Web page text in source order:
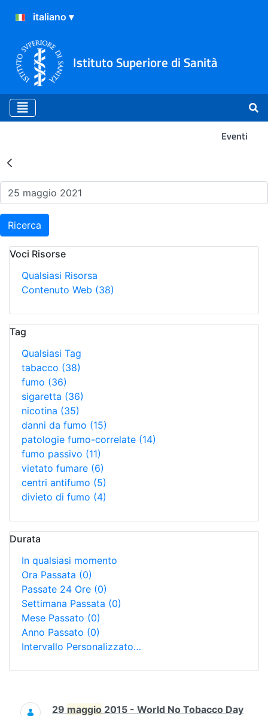
Istituto Superiore di Sanità
Eventi
Risultati della Ricerca -
Ricerca
Voci Risorse
Qualsiasi Risorsa
Contenuto Web (38)
Tag
Qualsiasi Tag
tabacco (38)
fumo (36)
sigaretta (36)
nicotina (35)
danni da fumo (15)
patologie fumo-correlate (14)
fumo passivo (11)
vietato fumare (6)
centri antifumo (5)
divieto di fumo (4)
Durata
In qualsiasi momento
Ora Passata (0)
Passate 24 Ore (0)
Settimana Passata (0)
Mese Passato (0)
Anno Passato (0)
Intervallo Personalizzato…
Ricerca
29 maggio 2015 - World No Tobacco Day